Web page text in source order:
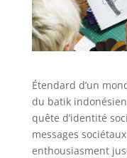
Étendard d’un
du batik
quête d’identité
messages
enthousiasment